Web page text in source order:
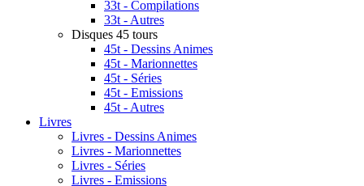
33t - Compilations
33t - Autres
Disques 45 tours
45t - Dessins Animes
45t - Marionnettes
45t - Séries
45t - Emissions
45t - Autres
Livres
Livres - Dessins Animes
Livres - Marionnettes
Livres - Séries
Livres - Emissions